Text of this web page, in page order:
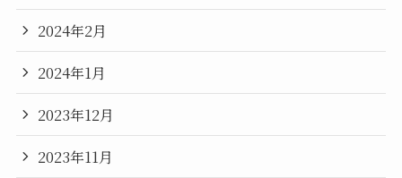
2024年2月
2024年1月
2023年12月
2023年11月